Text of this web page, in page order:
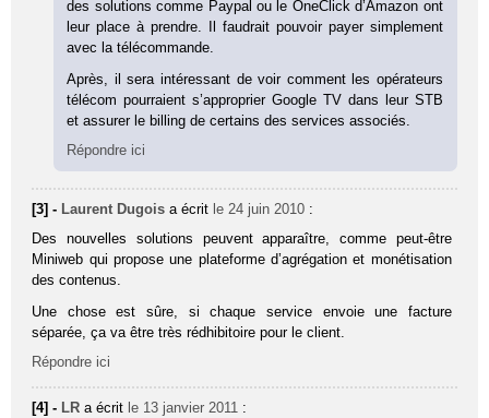
des solutions comme Paypal ou le OneClick d’Amazon ont
leur place à prendre. Il faudrait pouvoir payer simplement
avec la télécommande.
Après, il sera intéressant de voir comment les opérateurs
télécom pourraient s’approprier Google TV dans leur STB
et assurer le billing de certains des services associés.
Répondre ici
[3] - Laurent Dugois a écrit le 24 juin 2010 :
Des nouvelles solutions peuvent apparaître, comme peut-être
Miniweb qui propose une plateforme d’agrégation et monétisation
des contenus.
Une chose est sûre, si chaque service envoie une facture
séparée, ça va être très rédhibitoire pour le client.
Répondre ici
[4] - LR a écrit le 13 janvier 2011 :